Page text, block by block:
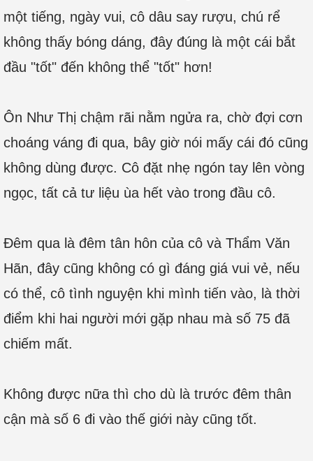
một tiếng, ngày vui, cô dâu say rượu, chú rể
không thấy bóng dáng, đây đúng là một cái bắt
đầu "tốt" đến không thể "tốt" hơn!
Ôn Như Thị chậm rãi nằm ngửa ra, chờ đợi cơn
choáng váng đi qua, bây giờ nói mấy cái đó cũng
không dùng được. Cô đặt nhẹ ngón tay lên vòng
ngọc, tất cả tư liệu ùa hết vào trong đầu cô.
Đêm qua là đêm tân hôn của cô và Thẩm Văn
Hãn, đây cũng không có gì đáng giá vui vẻ, nếu
có thể, cô tình nguyện khi mình tiến vào, là thời
điểm khi hai người mới gặp nhau mà số 75 đã
chiếm mất.
Không được nữa thì cho dù là trước đêm thân
cận mà số 6 đi vào thế giới này cũng tốt.